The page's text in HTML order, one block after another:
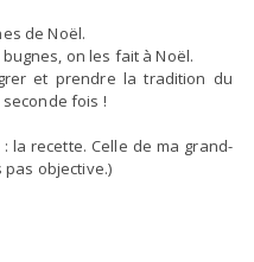
de Noël.
on les fait à Noël.
et prendre la tradition du
fois !
la recette. Celle de ma grand-
pas objective.)